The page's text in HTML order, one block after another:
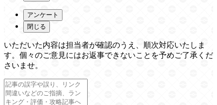
アンケート
閉じる
いただいた内容は担当者が確認のうえ、順次対応いたしま
す。個々のご意見にはお返事できないことを予めご了承くだ
さいませ。